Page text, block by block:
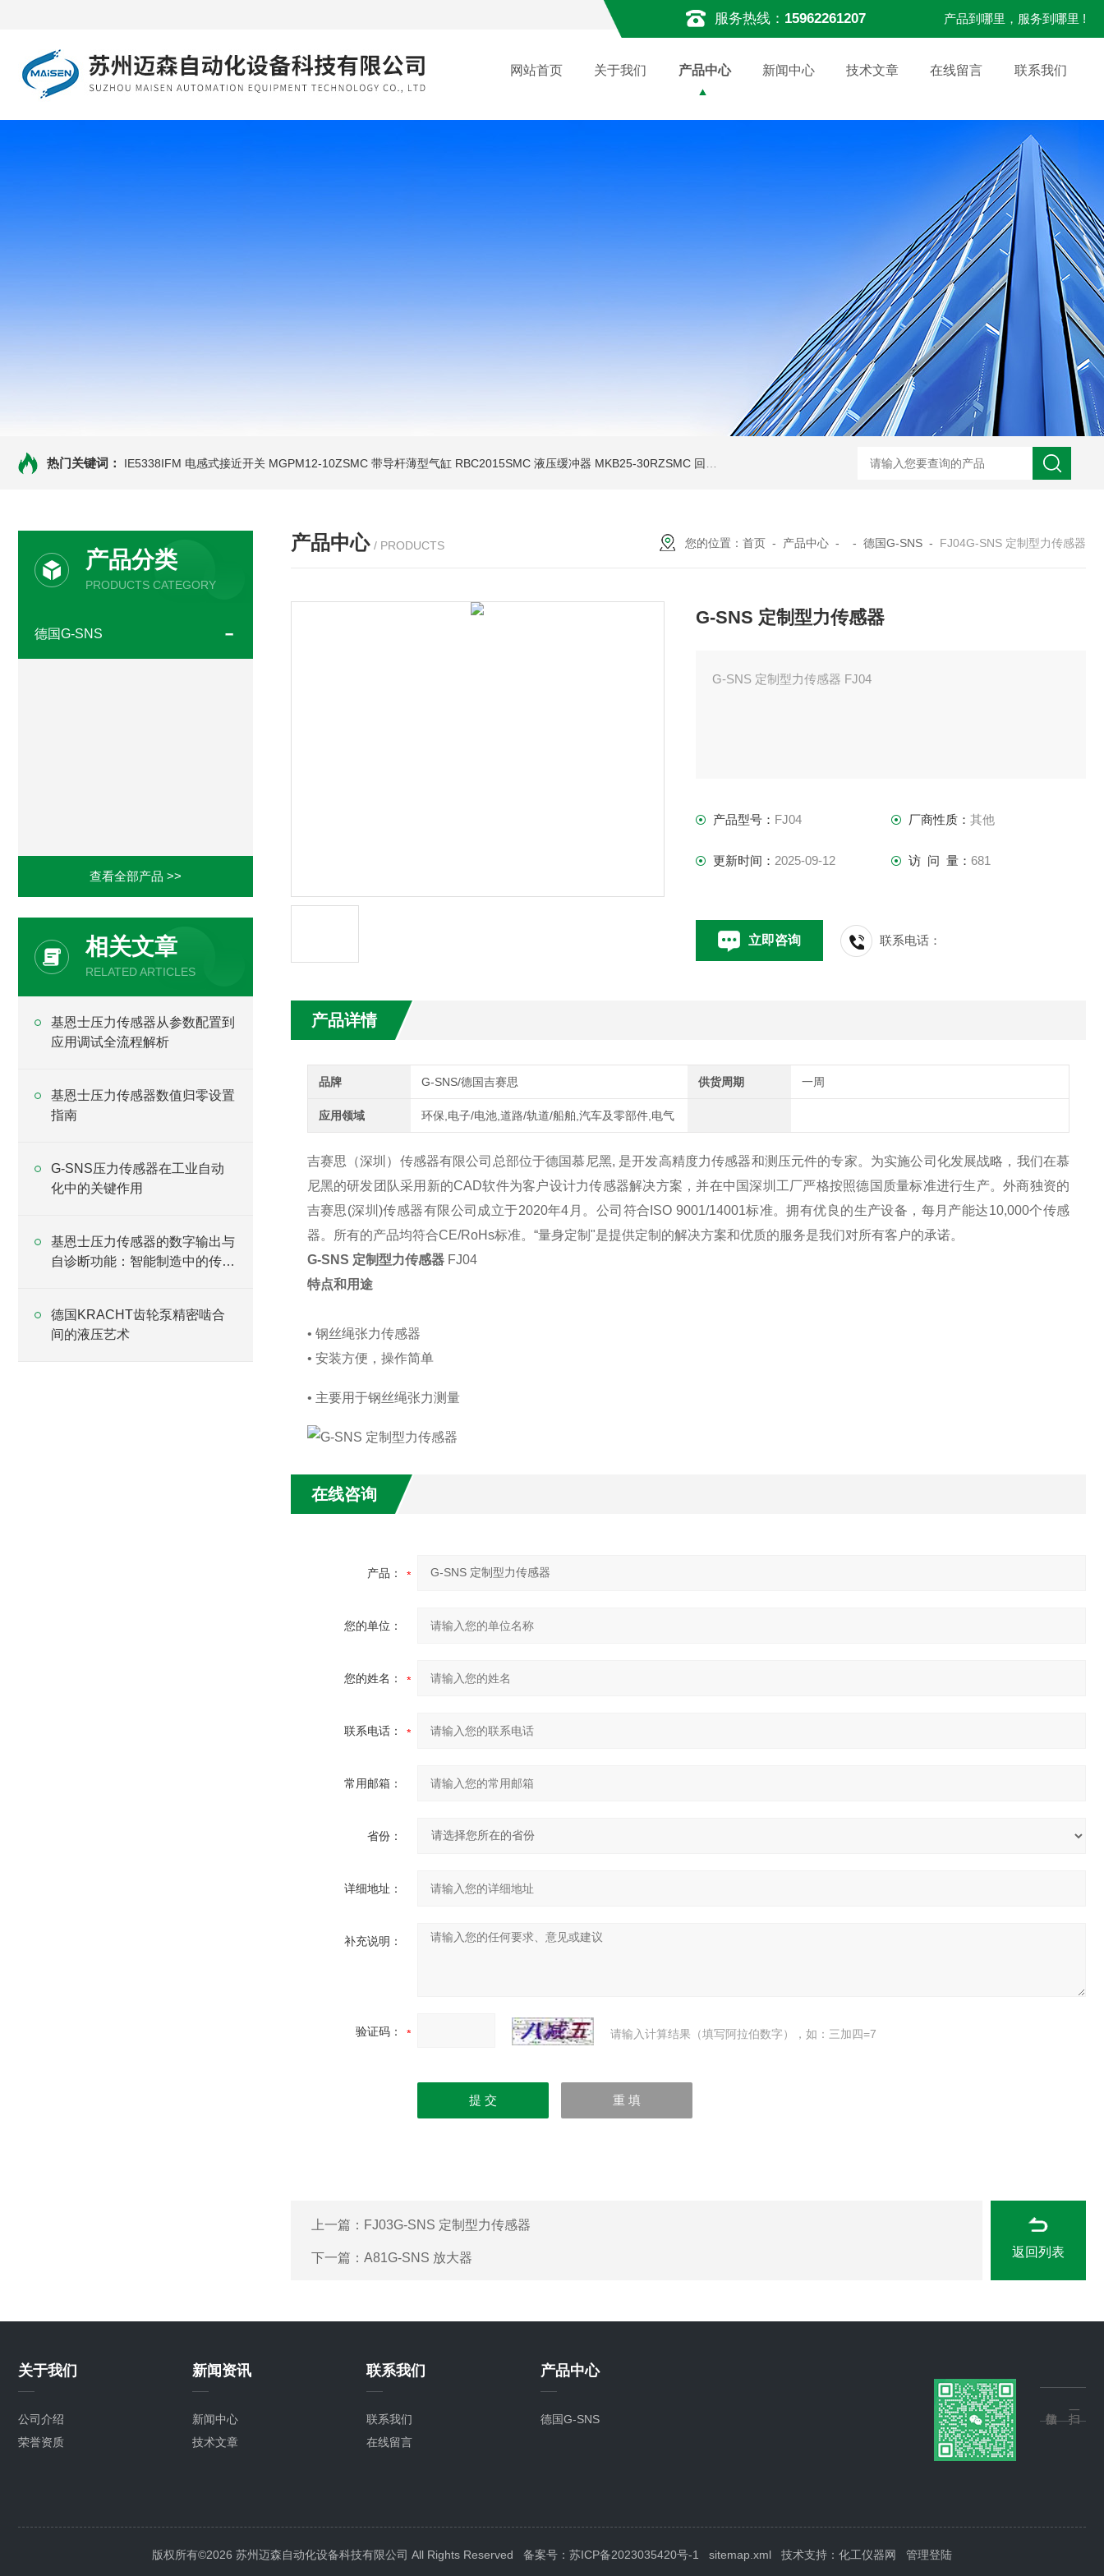
服务热线： 15962261207 产品到哪里，服务到哪里 !
网站首页 关于我们 产品中心 新闻中心 技术文章 在线留言 联系我们
热门关键词： IE5338IFM 电感式接近开关 MGPM12-10ZSMC 带导杆薄型气缸 RBC2015SMC 液压缓冲器 MKB25-30RZSMC 回转夹紧气缸 ARM10F2-20BGSMC 减压阀 KQB2H06-G01SMC 金属快换接头
产品分类
PRODUCTS CATEGORY
德国G-SNS
查看全部产品 >>
相关文章
RELATED ARTICLES
基恩士压力传感器从参数配置到
应用调试全流程解析
基恩士压力传感器数值归零设置
指南
G-SNS压力传感器在工业自动
化中的关键作用
基恩士压力传感器的数字输出与
自诊断功能：智能制造中的传感
德国KRACHT齿轮泵精密啮合
间的液压艺术
产品中心 / PRODUCTS 您的位置： 首页 - 产品中心 - - 德国G-SNS - FJ04G-SNS 定制型力传感器
G-SNS 定制型力传感器
G-SNS 定制型力传感器 FJ04
产品型号： FJ04 厂商性质： 其他
更新时间： 2025-09-12 访 问 量： 681
立即咨询 联系电话：
产品详情
品牌 G-SNS/德国吉赛思 供货周期 一周
应用领域 环保,电子/电池,道路/轨道/船舶,汽车及零部件,电气
吉赛思（深圳）传感器有限公司总部位于德国慕尼黑, 是开发高精度力传感器和测压元件的专家。为实施公司化发展战略，我们在慕
尼黑的研发团队采用新的CAD软件为客户设计力传感器解决方案，并在中国深圳工厂严格按照德国质量标准进行生产。外商独资的
吉赛思(深圳)传感器有限公司成立于2020年4月。公司符合ISO 9001/14001标准。拥有优良的生产设备，每月产能达10,000个传感
器。所有的产品均符合CE/RoHs标准。“量身定制"是提供定制的解决方案和优质的服务是我们对所有客户的承诺。
G-SNS 定制型力传感器FJ04
特点和用途
• 钢丝绳张力传感器
• 安装方便，操作简单
• 主要用于钢丝绳张力测量
在线咨询
产品：
您的单位：
您的姓名：
联系电话：
常用邮箱：
省份：
详细地址：
补充说明：
验证码： 请输入计算结果（填写阿拉伯数字），如：三加四=7
上一篇： FJ03G-SNS 定制型力传感器
下一篇： A81G-SNS 放大器 返回列表
关于我们
公司介绍
荣誉资质
新闻资讯
新闻中心
技术文章
联系我们
联系我们
在线留言
产品中心
德国G-SNS
版权所有©2026 苏州迈森自动化设备科技有限公司 All Rights Reserved 备案号：苏ICP备2023035420号-1 sitemap.xml 技术支持： 化工仪器网 管理登陆